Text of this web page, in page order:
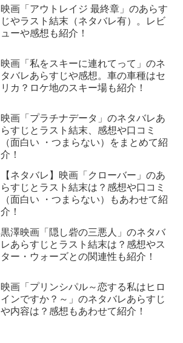
映画「アウトレイジ 最終章」のあらす
じやラスト結末（ネタバレ有）。レビ
ューや感想も紹介！
映画「私をスキーに連れてって」のネ
タバレあらすじや感想。車の車種はセ
リカ？ロケ地のスキー場も紹介！
映画「プラチナデータ」のネタバレあ
らすじとラスト結末、感想や口コミ
（面白い ・つまらない）をまとめて紹
介！
【ネタバレ】映画「クローバー」のあ
らすじとラスト結末は？感想や口コミ
（面白い ・つまらない）もあわせて紹
介！
黒澤映画「隠し砦の三悪人」のネタバ
レあらすじとラスト結末は？感想やス
ター・ウォーズとの関連性も紹介！
映画「プリンシパル～恋する私はヒロ
インですか？～」のネタバレあらすじ
や内容は？感想もあわせて紹介！